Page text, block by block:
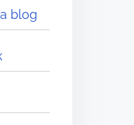
blog